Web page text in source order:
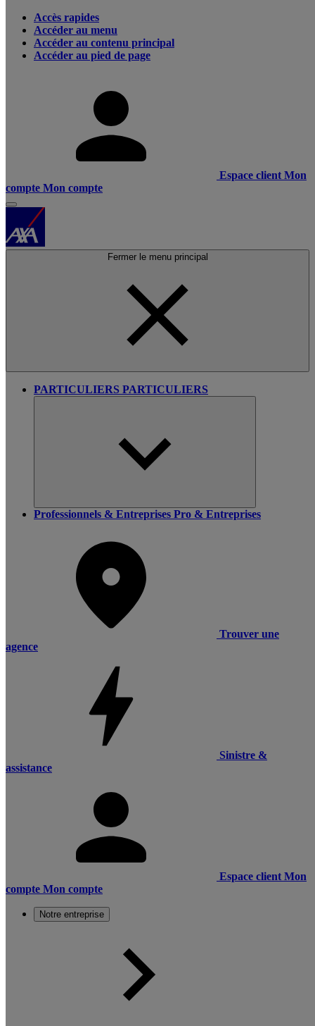
Accès rapides
Accéder au menu
Accéder au contenu principal
Accéder au pied de page
Espace client Mon
compte Mon compte
Fermer le menu principal
PARTICULIERS PARTICULIERS
Professionnels & Entreprises Pro & Entreprises
Trouver une
agence
Sinistre &
assistance
Espace client Mon
compte Mon compte
Notre entreprise